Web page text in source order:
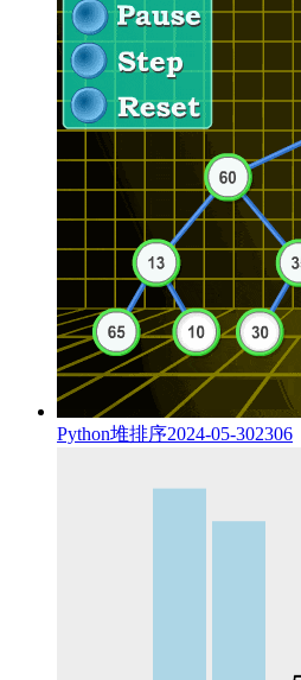
Python堆排序2024-05-302306